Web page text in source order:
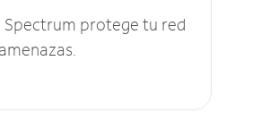
Spectrum protege tu red